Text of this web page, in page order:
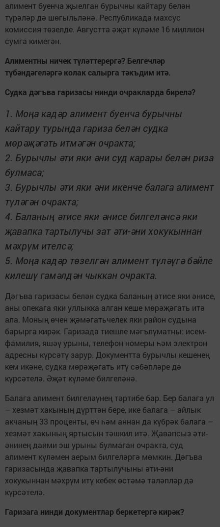
алимент буенча җыелган бурычны кайтару белән
түрәләр дә шөгыльләнә. Республикада махсус
комиссия төзел­де. Августта әҗәт күләме 16 миллион
сумга кимегән.
Алиментны ничек түләттерер­гә? Белгечләр
түбәндәгеләргә колак салырга тәкъдим итә.
Судка дәгъва гаризасы нинди очракларда бирелә?
1. Моңа кадәр алимент буенча бурычны
кайтару турында гариза белән судка
мөрәҗәгать итмәгән очракта;
2. Бурычлы әти яки әни суд карары белән риза
булмаса;
3. Бурычлы әти яки әни икенче балага алимент
түләгән очракта;
4. Баланың әтисе яки әнисе билгеләнсә яки
җавапка тартылучы зат әти-әни хокукыннан
мәхрүм ителсә;
5. Моңа кадәр төзелгән алимент түләүгә бәйле
килешү га­мәлдән чыккан очракта.
Дәгъва гаризасы белән судка баланың әтисе яки әнисе,
аны опекага яки уллыкка алган кеше мөрәҗәгать итә
ала. Моның өчен җәмәгатьчелек яки район судына
барырга кирәк. Гаризада тиешле мәгълүмат­ны: исем-
фамилия, яшәү уры­ны, телефон номеры һәм электрон
адресны күр­сәтү зарур. Документта бурычлы кешенең
кем икәне, судка мөрәҗәгать итү сәбәпләре дә
күрсәтелә. Әҗәт күләме бил­геләнә.
Балага алимент бил­ге­ләү­нең тәртибе бар. Бер балага ул
– хезмәт хакының дүрттән бере, ике балага – айлык
акчаның 33 проценты, өч һәм аннан да күбрәк балага –
хезмәт ха­кының яртысын тәшкил итә. Җавап­сыз әти-
әнинең даими эш урыны булмаган очракта, суд
алимент күләмен аерым билгеләр­гә мөмкин. Дәгъва
гаризасында җавапка тартылучыны әти-әни
хокукыннан мәхрүм итү кебек өстәмә таләпләр дә
күрсәтелә.
Гаризага нинди документлар беркетергә кирәк?